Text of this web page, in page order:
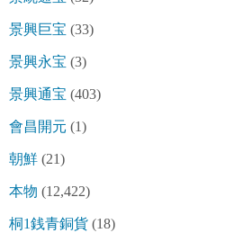
景興巨宝 (33)
景興永宝 (3)
景興通宝 (403)
會昌開元 (1)
朝鮮 (21)
本物 (12,422)
桐1銭青銅貨 (18)